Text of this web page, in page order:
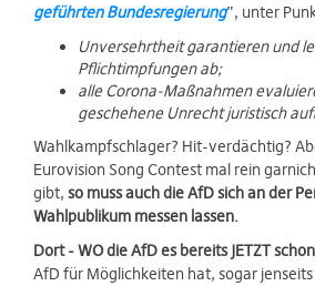
geführten Bundesregierung”, unter
Unversehrtheit garantieren und
Pflichtimpfungen ab;
alle Corona-Maßnahmen
geschehene Unrecht juristisch
Wahlkampfschlager? Hit-verdächtig?
Eurovision Song Contest mal rein
gibt, so muss auch die AfD sich an der
Wahlpublikum messen lassen.
Dort - WO die AfD es bereits JETZT
AfD für Möglichkeiten hat, sogar